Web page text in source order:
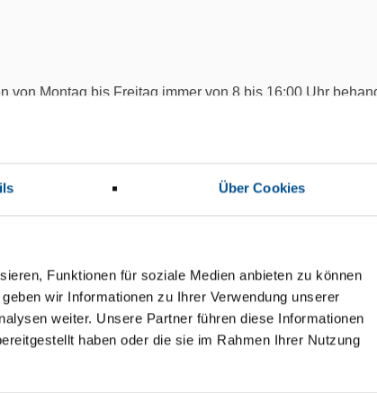
Über Cookies
Funktionen für soziale Medien anbieten zu können
wir Informationen zu Ihrer Verwendung unserer
weiter. Unsere Partner führen diese Informationen
haben oder die sie im Rahmen Ihrer Nutzung
Montag bis Freitag immer von 8 bis 16:00 Uhr
Sitzungen im engeren Sinne, sondern
die von Physiotherapeut*innen durchgeführt werden.
bereits im Vorfeld der Behandlung abgeklärt werden.
vorliegenden Störung erarbeitet. Dies dient dazu, die
machen. Außerdem geht es dabei darum, Sicherheits-
kurzfristig bessern, auf lange Sicht aber aufrecht
ersetzen